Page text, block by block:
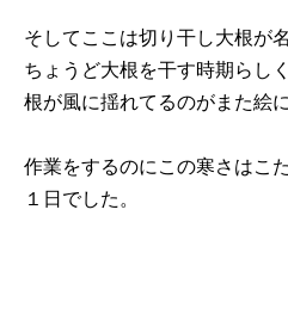
そしてここは切り干し大根が
ちょうど大根を干す時期らし
根が風に揺れてるのがまた絵
作業をするのにこの寒さはこ
１日でした。